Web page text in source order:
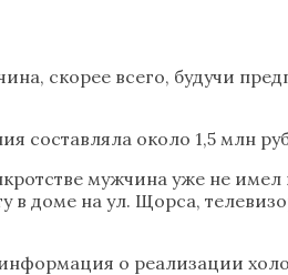
скорее всего, будучи
составляла около 1,5 млн
мужчина уже не
в доме на ул. Щорса,
о реализации